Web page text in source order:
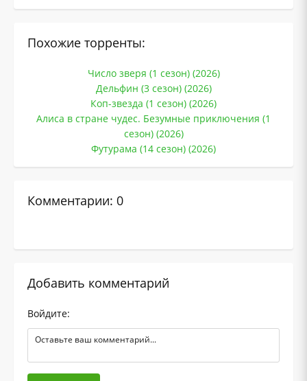
Похожие торренты:
Число зверя (1 сезон) (2026)
Дельфин (3 сезон) (2026)
Коп-звезда (1 сезон) (2026)
Алиса в стране чудес. Безумные приключения (1
сезон) (2026)
Футурама (14 сезон) (2026)
Комментарии: 0
Добавить комментарий
Войдите: